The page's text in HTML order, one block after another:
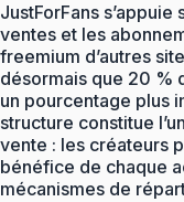
JustForFans
ventes et les
freemium d’autres
désormais que 20 %
un pourcentage plus
structure constitue
vente : les créateurs
bénéfice de chaque
mécanismes de